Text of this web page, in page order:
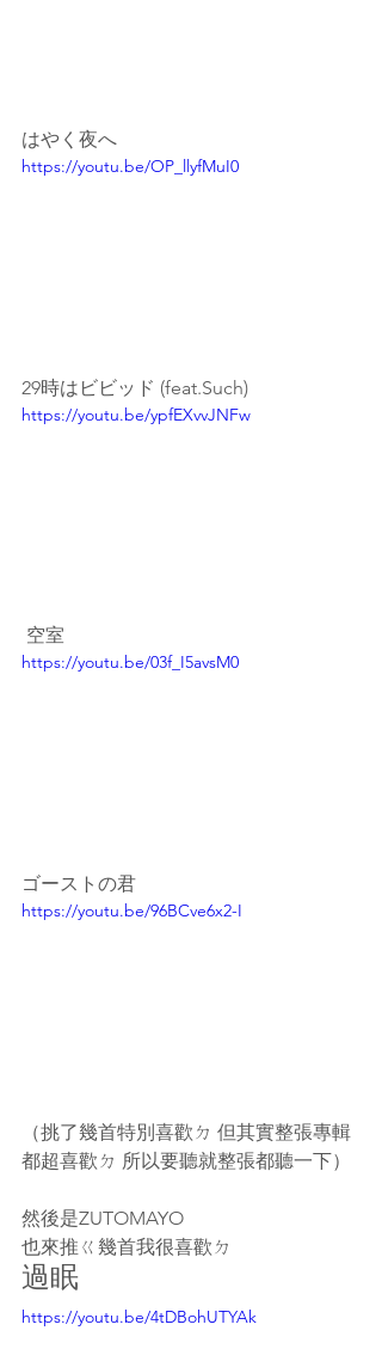
はやく夜へ
https://youtu.be/OP_llyfMuI0
29時はビビッド (feat.Such)
https://youtu.be/ypfEXvvJNFw
空室
https://youtu.be/03f_I5avsM0
ゴーストの君
https://youtu.be/96BCve6x2-I
（挑了幾首特別喜歡ㄉ 但其實整張專輯
都超喜歡ㄉ 所以要聽就整張都聽一下）
然後是ZUTOMAYO
也來推ㄍ幾首我很喜歡ㄉ
過眠
https://youtu.be/4tDBohUTYAk